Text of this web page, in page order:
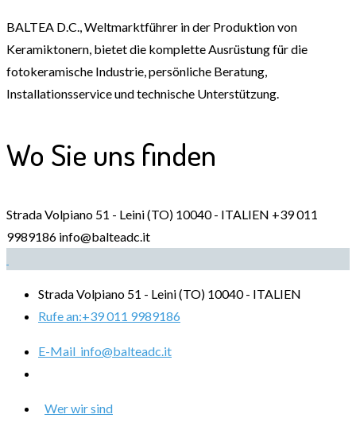
BALTEA D.C., Weltmarktführer in der Produktion von
Keramiktonern, bietet die komplette Ausrüstung für die
fotokeramische Industrie, persönliche Beratung,
Installationsservice und technische Unterstützung.
Wo Sie uns finden
Strada Volpiano 51 - Leini (TO) 10040 - ITALIEN +39 011
9989186 info@balteadc.it
Strada Volpiano 51 - Leini (TO) 10040 - ITALIEN
Rufe an:+39 011 9989186
E-Mail info@balteadc.it
Wer wir sind